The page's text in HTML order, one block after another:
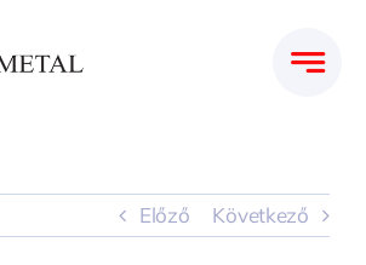
Előző Következő